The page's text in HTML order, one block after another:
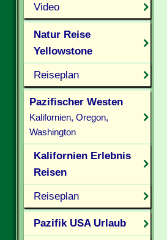
Video
Natur Reise
Yellowstone
Reiseplan
Pazifischer Westen
Kalifornien, Oregon,
Washington
Kalifornien Erlebnis
Reisen
Reiseplan
Pazifik USA Urlaub